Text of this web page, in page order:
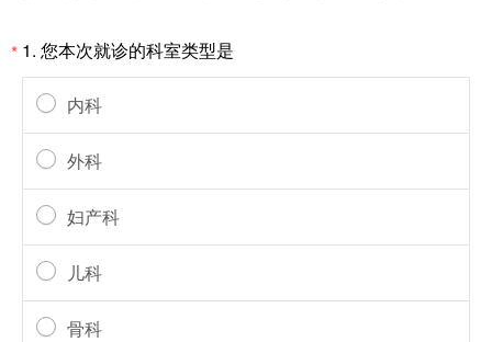
* 1. 您本次就诊的科室类型是
内科
外科
妇产科
儿科
骨科